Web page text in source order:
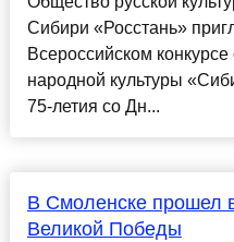
Сибири «Росстань»
Всероссийском
народной культуры
75-летия со Дн...
В Смоленске прошел
Великой Победы